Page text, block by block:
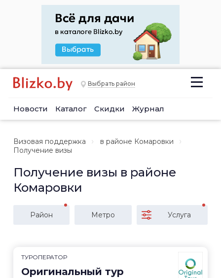
Выбрать район
Новости Каталог Скидки Журнал
Визовая поддержка
в районе Комаровки
Получение визы
Получение визы в районе
Комаровки
Район Метро Услуга
ТУРОПЕРАТОР
Оригинальный тур